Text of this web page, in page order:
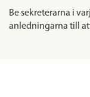
Be sekreterarna i
anledningarna till